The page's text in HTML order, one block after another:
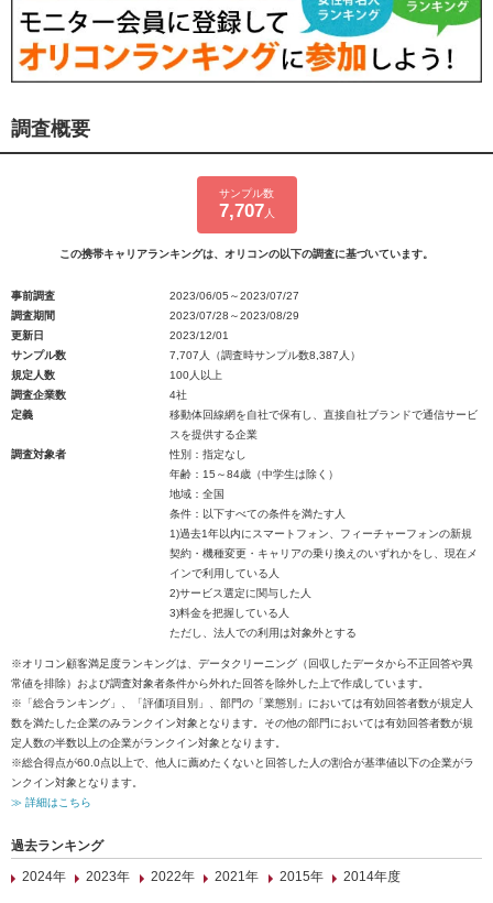
調査概要
サンプル数
7,707 人
この携帯キャリアランキングは、オリコンの以下の調査に基づいています。
事前調査
2023/06/05～2023/07/27
調査期間
2023/07/28～2023/08/29
更新日
2023/12/01
サンプル数
7,707人（調査時サンプル数8,387人）
規定人数
100人以上
調査企業数
4社
定義
移動体回線網を自社で保有し、直接自社ブランドで通信サービ
スを提供する企業
調査対象者
性別：指定なし
年齢：15～84歳（中学生は除く）
地域：全国
条件：以下すべての条件を満たす人
1)過去1年以内にスマートフォン、フィーチャーフォンの新規
契約・機種変更・キャリアの乗り換えのいずれかをし、現在メ
インで利用している人
2)サービス選定に関与した人
3)料金を把握している人
ただし、法人での利用は対象外とする
※オリコン顧客満足度ランキングは、データクリーニング（回収したデータから不正回答や異
常値を排除）および調査対象者条件から外れた回答を除外した上で作成しています。
※「総合ランキング」、「評価項目別」、部門の「業態別」においては有効回答者数が規定人
数を満たした企業のみランクイン対象となります。その他の部門においては有効回答者数が規
定人数の半数以上の企業がランクイン対象となります。
※総合得点が60.0点以上で、他人に薦めたくないと回答した人の割合が基準値以下の企業がラ
ンクイン対象となります。
≫ 詳細はこちら
過去ランキング
2024年
2023年 2022年 2021年 2015年 2014年度